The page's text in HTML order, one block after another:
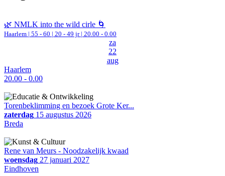
🌿 NMLK into the wild cirle 🌀
Haarlem | 55 - 60 | 20 - 49 jr | 20.00 - 0.00
za
22
aug
Haarlem
20.00 - 0.00
Torenbeklimming en bezoek Grote Ker...
zaterdag 15 augustus 2026
Breda
Rene van Meurs - Noodzakelijk kwaad
woensdag 27 januari 2027
Eindhoven